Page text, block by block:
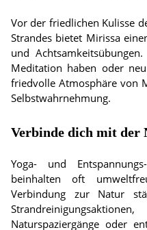
Vor der friedlichen Kulisse
Strandes bietet Mirissa
und
Meditation haben oder
friedvolle Atmosphäre von
Selbstwahrnehmung.
Verbinde dich mit der
Yoga- und
beinhalten oft
Verbindung zur Natur
Naturspaziergänge oder